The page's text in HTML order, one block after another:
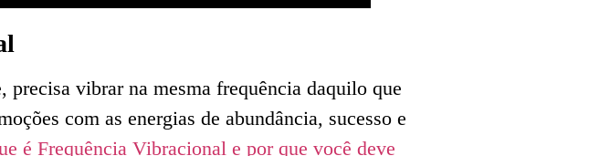
precisa vibrar na mesma frequência daquilo que
com as energias de abundância, sucesso e
é Frequência Vibracional e por que você deve